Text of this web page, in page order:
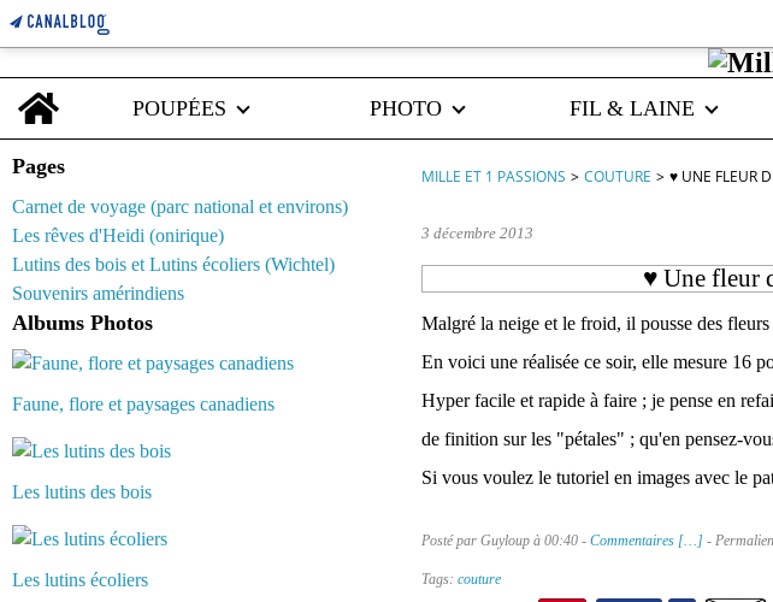
Home
POUPÉES
PHOTO FIL & LAINE
Pages
Carnet de voyage (parc national et environs)
Les rêves d'Heidi (onirique)
Lutins des bois et Lutins écoliers (Wichtel)
Souvenirs amérindiens
Albums Photos
Faune, flore et paysages canadiens
Les lutins des bois
Les lutins écoliers
MILLE ET 1 PASSIONS > COUTURE > ♥ UNE FLEUR
3 décembre 2013
♥ Une fleur
Malgré la neige et le froid, il pousse des
En voici une réalisée ce soir, elle mesure 16
Hyper facile et rapide à faire ; je pense en
de finition sur les "pétales" ; qu'en pensez-
Si vous voulez le tutoriel en images avec le
Posté par Guyloup à 00:40 - Commentaires […] -
Tags: couture